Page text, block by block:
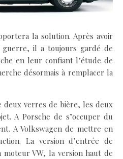
la solution. Après avoir
guerre, il a toujours gardé de
en leur confiant l’étude de
désormais à remplacer la
verres de bière, les deux
A Porsche de s’occuper du
A Volkswagen de mettre en
La version d’entrée de
VW, la version haut de